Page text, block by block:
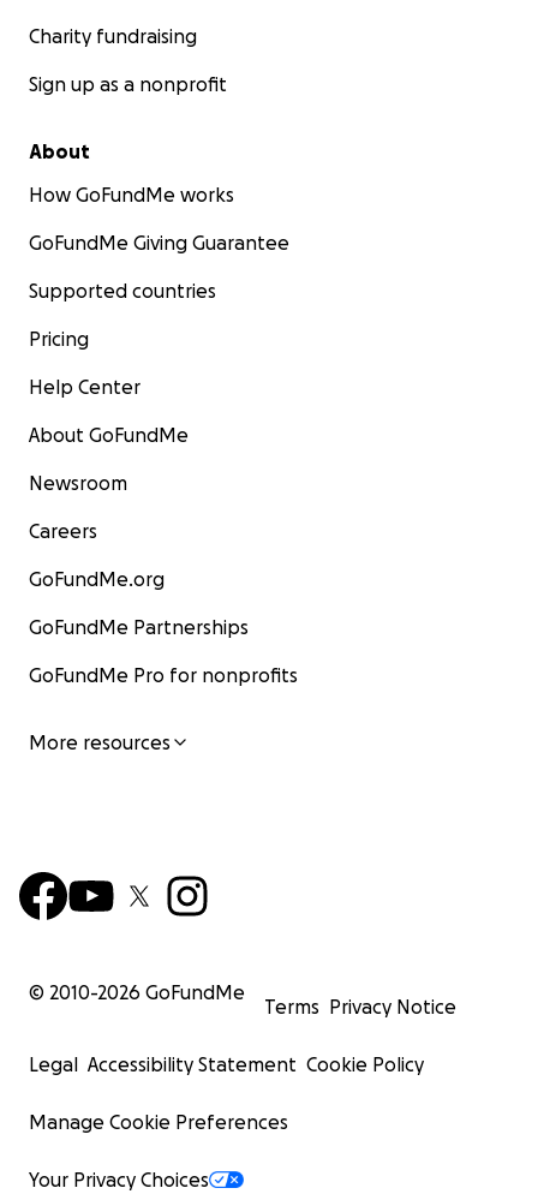
Charity fundraising
Sign up as a nonprofit
About
How GoFundMe works
GoFundMe Giving Guarantee
Supported countries
Pricing
Help Center
About GoFundMe
Newsroom
Careers
GoFundMe.org
GoFundMe Partnerships
GoFundMe Pro for nonprofits
More resources
© 2010-2026 GoFundMe
Terms Privacy Notice
Legal Accessibility Statement Cookie Policy
Manage Cookie Preferences
Your Privacy Choices